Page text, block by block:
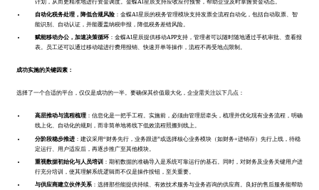
计划，从而更精准地进行资金调度。金蝶AI星辰支持应收应付预警，帮助企业及时掌握资金动态。
自动化税务处理，降低合规风险：金蝶AI星辰的税务管理模块支持发票全流程自动化，包括自动取票、智
能识别、自动认证，并能覆盖纳税申报，降低税务差错风险。
赋能移动办公，加速决策循环：金蝶AI星辰提供移动APP支持，管理者可以随时随地通过手机审批、查看报
表。员工还可以通过移动端进行费用报销、快速开单等操作，流程不再受地点限制。
成功实施的关键因素：
选择了一个合适的平台，仅仅是成功的一半。要确保其价值最大化，企业需关注以下几点：
高层推动与流程梳理：信息化是一把手工程。实施前，必须由管理层牵头，梳理并优化现有业务流程，明确
线上化、自动化的规则，而非简单地将线下低效流程照搬到线上。
分阶段稳步推进：建议采用“财务先行，业务跟进”或选择核心业务模块（如财务+进销存）先行上线，待稳
定运行、用户适应后，再逐步推广至其他模块。
重视数据初始化与人员培训 ：期初数据的准确导入是系统可靠运行的基石。同时，对财务及业务关键用户进
行充分培训，使其理解系统逻辑而不仅是操作按钮，至关重要。
与供应商建立伙伴关系：选择那些能提供持续、有效技术服务与业务咨询的供应商。良好的售后服务能帮助